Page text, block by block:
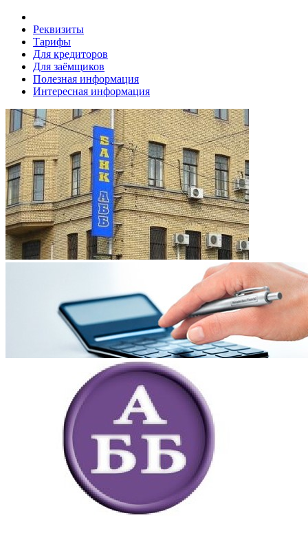
Реквизиты
Тарифы
Для кредиторов
Для заёмщиков
Полезная информация
Интересная информация